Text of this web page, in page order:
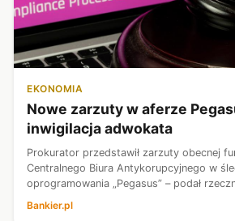
EKONOMIA
Nowe zarzuty w aferze
inwigilacja adwokata
Prokurator przedstawił zarzuty obecnej
Centralnego Biura Antykorupcyjnego w
oprogramowania „Pegasus” – podał
zarzuty dla dwóch byłych funkcjon...
Bankier.pl